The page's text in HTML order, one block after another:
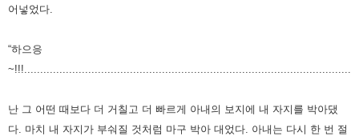
어넣었다.
“하으응
난 그 어떤 때보다 더 거칠고 더 빠르게 아내의 보지에 내 자지를 박아댔
다. 마치 내 자지가 부숴질 것처럼 마구 박아 대었다. 아내는 다시 한 번 절